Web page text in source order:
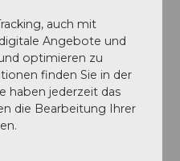
dem Luzern-Interlaken-
auch mit
Angebote und
optimieren zu
finden Sie in der
haben jederzeit das
die Bearbeitung Ihrer